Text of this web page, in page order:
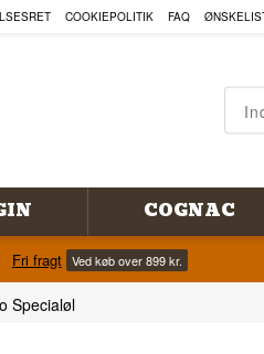
COOKIEPOLITIK FAQ
COGNAC
Fri fragt Ved køb over 899 kr.
Specialøl